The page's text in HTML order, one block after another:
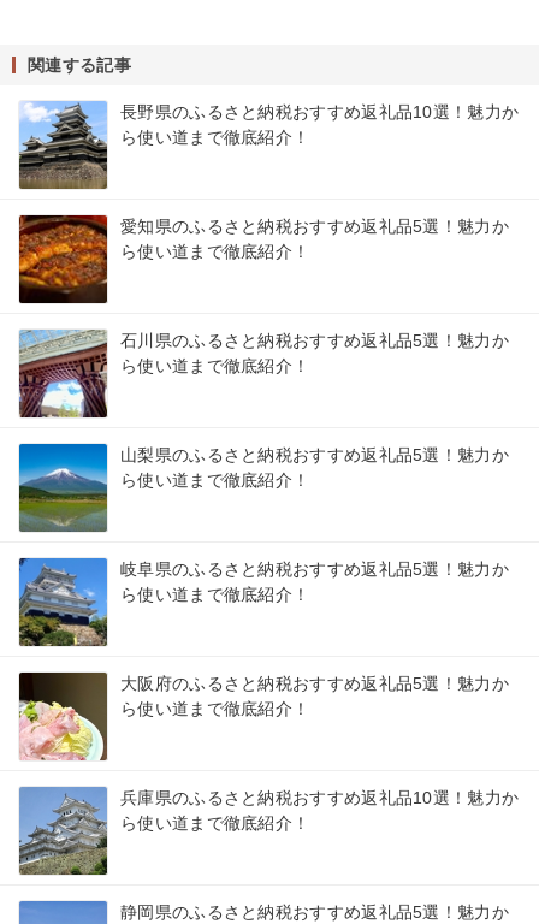
関連する記事
長野県のふるさと納税おすすめ返礼品10選！魅力か
ら使い道まで徹底紹介！
愛知県のふるさと納税おすすめ返礼品5選！魅力か
ら使い道まで徹底紹介！
石川県のふるさと納税おすすめ返礼品5選！魅力か
ら使い道まで徹底紹介！
山梨県のふるさと納税おすすめ返礼品5選！魅力か
ら使い道まで徹底紹介！
岐阜県のふるさと納税おすすめ返礼品5選！魅力か
ら使い道まで徹底紹介！
大阪府のふるさと納税おすすめ返礼品5選！魅力か
ら使い道まで徹底紹介！
兵庫県のふるさと納税おすすめ返礼品10選！魅力か
ら使い道まで徹底紹介！
静岡県のふるさと納税おすすめ返礼品5選！魅力か